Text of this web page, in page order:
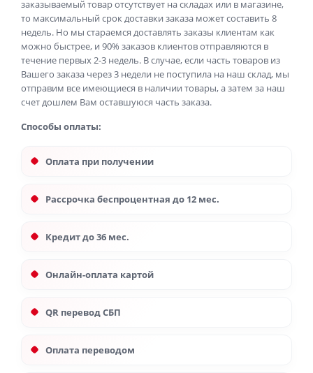
заказываемый товар отсутствует на складах или в магазине,
то максимальный срок доставки заказа может составить 8
недель. Но мы стараемся доставлять заказы клиентам как
можно быстрее, и 90% заказов клиентов отправляются в
течение первых 2-3 недель. В случае, если часть товаров из
Вашего заказа через 3 недели не поступила на наш склад, мы
отправим все имеющиеся в наличии товары, а затем за наш
счет дошлем Вам оставшуюся часть заказа.
Способы оплаты:
Оплата при получении
Рассрочка беспроцентная до 12 мес.
Кредит до 36 мес.
Онлайн-оплата картой
QR перевод СБП
Оплата переводом